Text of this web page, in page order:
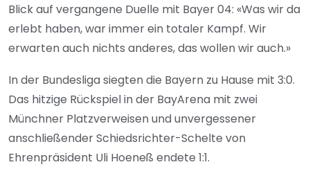
Blick auf vergangene Duelle mit Bayer 04: «Was wir da
erlebt haben, war immer ein totaler Kampf. Wir
erwarten auch nichts anderes, das wollen wir auch.»
In der Bundesliga siegten die Bayern zu Hause mit 3:0.
Das hitzige Rückspiel in der BayArena mit zwei
Münchner Platzverweisen und unvergessener
anschließender Schiedsrichter-Schelte von
Ehrenpräsident Uli Hoeneß endete 1:1.